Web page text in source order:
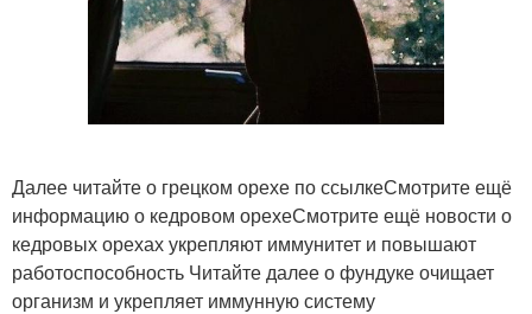
Далее читайте о грецком орехе по ссылкеСмотрите ещё
информацию о кедровом орехеСмотрите ещё новости о
кедровых орехах укрепляют иммунитет и повышают
работоспособность Читайте далее о фундуке очищает
организм и укрепляет иммунную систему